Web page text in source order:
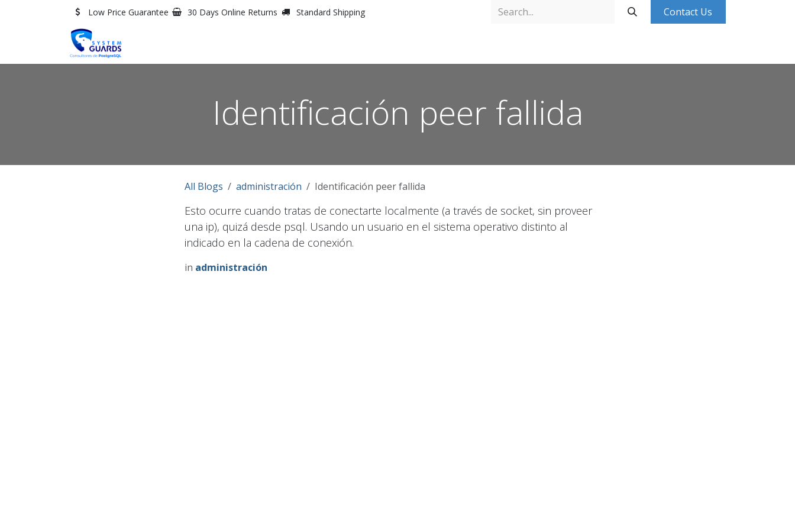
Low Price Guarantee 30 Days Online Returns Standard Shipping Contact Us
Identificación peer fallida
All Blogs administración Identificación peer fallida
Esto ocurre cuando tratas de conectarte localmente (a través de socket, sin proveer
una ip), quizá desde psql. Usando un usuario en el sistema operativo distinto al
indicado en la cadena de conexión.
in administración